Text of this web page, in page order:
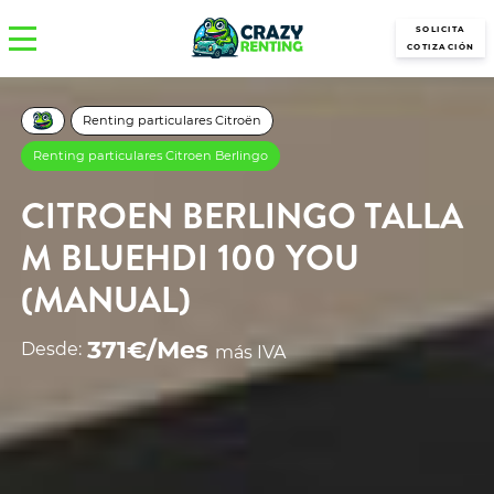
SOLICITA
COTIZACIÓN
Renting particulares Citroën
Renting particulares Citroen Berlingo
CITROEN BERLINGO TALLA
M BLUEHDI 100 YOU
(MANUAL)
Desde: 371€/Mes más IVA